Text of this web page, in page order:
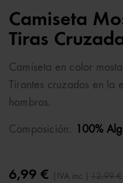
Camiseta
Tiras
Camiseta en color
Tirantes cruzados en la
hombros.
Composición: 100%
6,99 € (IVA inc.) 12,99 €